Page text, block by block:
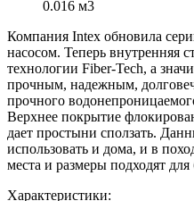
0.016 м3
Компания Intex обновила
насосом. Теперь внутренняя
технологии Fiber-Tech, а
прочным, надежным,
прочного
Верхнее покрытие
дает простыни сползать.
использовать и дома, и в
места и размеры подходят
Характеристики: